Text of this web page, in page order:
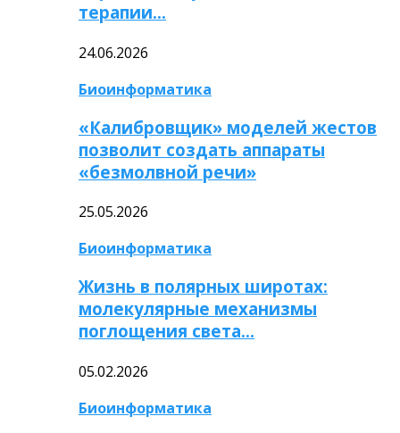
терапии…
24.06.2026
Биоинформатика
«Калибровщик» моделей жестов
позволит создать аппараты
«безмолвной речи»
25.05.2026
Биоинформатика
Жизнь в полярных широтах:
молекулярные механизмы
поглощения света…
05.02.2026
Биоинформатика